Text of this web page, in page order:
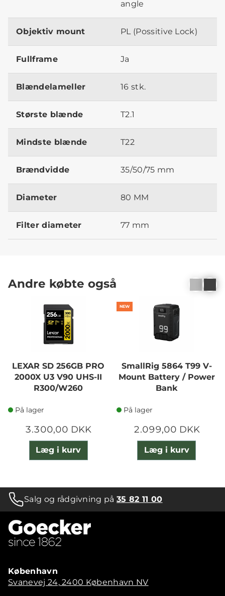
angle
Objektiv mount PL (Possitive Lock)
Fullframe Ja
Blændelameller 16 stk.
Største blænde T2.1
Mindste blænde T22
Brændvidde 35/50/75 mm
Diameter 80 MM
Filter diameter 77 mm
Andre købte også
LEXAR SD 256GB PRO
2000X U3 V90 UHS-II
R300/W260
På lager
3.300,00 DKK
Læg i kurv
NEW
SmallRig 5864 T99 V-
Mount Battery / Power
Bank
På lager
2.099,00 DKK
Læg i kurv
Salg og rådgivning på35 82 11 00
København
Svanevej 24, 2400 København NV